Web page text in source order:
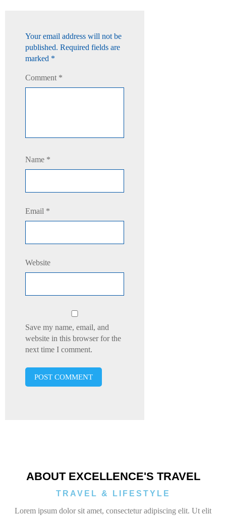
Your email address will not be
published. Required fields are
marked *
Comment *
Name *
Email *
Website
Save my name, email, and
website in this browser for the
next time I comment.
ABOUT EXCELLENCE'S TRAVEL
TRAVEL & LIFESTYLE
Lorem ipsum dolor sit amet, consectetur adipiscing elit. Ut elit